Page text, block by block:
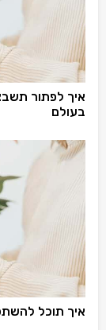
איך לפתור
בעולם
איך תוכל